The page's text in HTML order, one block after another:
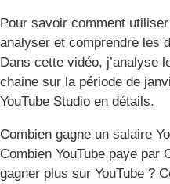
Pour savoir comment
analyser et comprendre les
Dans cette vidéo, j’analyse
chaine sur la période de
YouTube Studio en détails.
Combien gagne un salaire
Combien YouTube paye par
gagner plus sur YouTube ?